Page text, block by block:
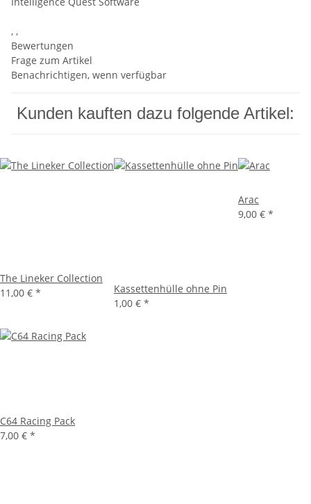
, ,
Bewertungen
Frage zum Artikel
Benachrichtigen, wenn verfügbar
Kunden kauften dazu folgende Artikel:
The Lineker Collection
11,00 € *
Kassettenhülle ohne Pin
1,00 € *
Arac
9,00 € *
C64 Racing Pack
7,00 € *